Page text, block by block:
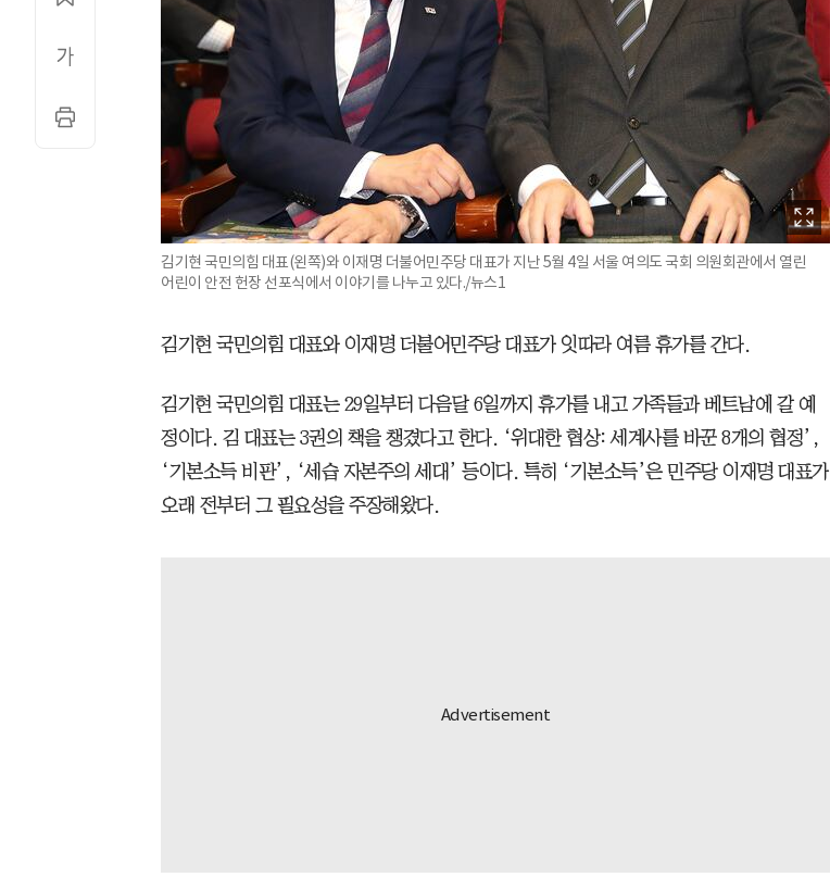
김기현 국민의힘 대표(왼쪽)와 이재명 더불어민주당 대표가 지난 5월 4일 서울 여의도 국회 의원회관에서 열린
어린이 안전 헌장 선포식에서 이야기를 나누고 있다./뉴스1
김기현 국민의힘 대표와 이재명 더불어민주당 대표가 잇따라 여름 휴가를 간다.
김기현 국민의힘 대표는 29일부터 다음달 6일까지 휴가를 내고 가족들과 베트남에 갈 예
정이다. 김 대표는 3권의 책을 챙겼다고 한다. ‘위대한 협상: 세계사를 바꾼 8개의 협정’,
‘기본소득 비판’, ‘세습 자본주의 세대’ 등이다. 특히 ‘기본소득’은 민주당 이재명 대표가
오래 전부터 그 필요성을 주장해왔다.